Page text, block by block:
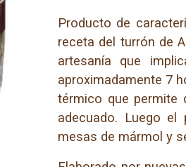
Producto de
receta del turrón de
artesanía que
aproximadamente 7
térmico que permite
adecuado. Luego
mesas de mármol y